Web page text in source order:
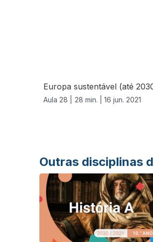
Europa sustentável (até
Aula 28 | 28 min. | 16 jun. 2021
Outras disciplinas